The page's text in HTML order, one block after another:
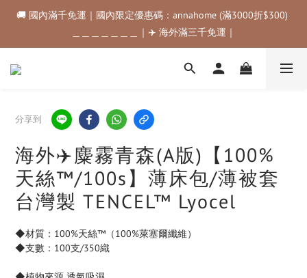
🚚 國內滿千免運｜國內限定優惠碼：annahome (滿3000折$300)
＿＿＿＿＿＿＿｜✈️ 海外滿三千免運｜
🚚 國內滿千免運｜國內限定優惠碼：annahome (滿3000折$300)
＿＿＿＿＿＿＿｜✈️ 海外滿三千免運｜
購物金折抵規範💰💰💰滿$500最高可折$50｜滿$1000最高可折
🚚 國內滿千免運｜國內限定優惠碼：annahome (滿3000折$300)
＿＿＿＿＿＿＿｜✈️ 海外滿三千免運｜
分享到
海外✈️麋霧青森(A版)【100%
天絲™/100s】薄床包/薄被套
台灣製 TENCEL™ Lyocel
◆材質：100%天絲™（100%萊塞爾纖維）
◆支數：100支/350織